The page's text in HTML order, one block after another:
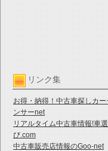
リンク集
お得・納得！中古車探しカー
ンサーnet
リアルタイム中古車情報!車選
び.com
中古車販売店情報のGoo-net